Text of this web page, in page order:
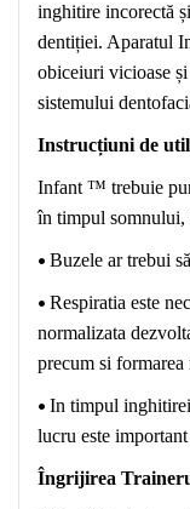
inghitire incorectă
dentiției. Aparatul
obiceiuri vicioase și
sistemului
Instrucțiuni de
Infant ™ trebuie
în timpul somnului,
• Buzele ar trebui
• Respiratia este
normalizata
precum si
• In timpul inghitirei
lucru este
Îngrijirea